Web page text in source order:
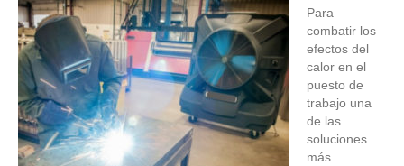
Para
combatir los
efectos del
calor en el
puesto de
trabajo una
de las
soluciones
más